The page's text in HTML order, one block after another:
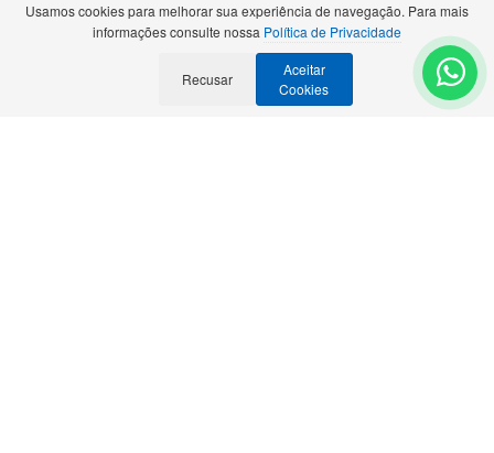
Política de Privacidade
Termos de Uso Site Seguro
Selos e Certificações- Veja todas as Parcerias Premiadas
Usamos cookies para melhorar sua experiência de navegação. Para mais
informações consulte nossa Política de Privacidade
Recusar
Aceitar
Cookies